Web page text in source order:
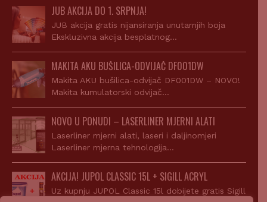
JUB AKCIJA DO 1. SRPNJA!
JUB akcija gratis nijansiranja unutarnjih boja
Ekskluzivna akcija besplatnog…
MAKITA AKU BUŠILICA-ODVIJAČ DF001DW
Makita AKU bušilica-odvijač DF001DW – NOVO!
Makita kumulatorski odvijač…
NOVO U PONUDI – LASERLINER MJERNI ALATI
Laserliner mjerni alati, laseri i daljinomjeri
Laserliner mjerna tehnologija…
AKCIJA! JUPOL CLASSIC 15L + SIGILL ACRYL
Uz kupnju JUPOL Classic 15l dobijete gratis Sigill